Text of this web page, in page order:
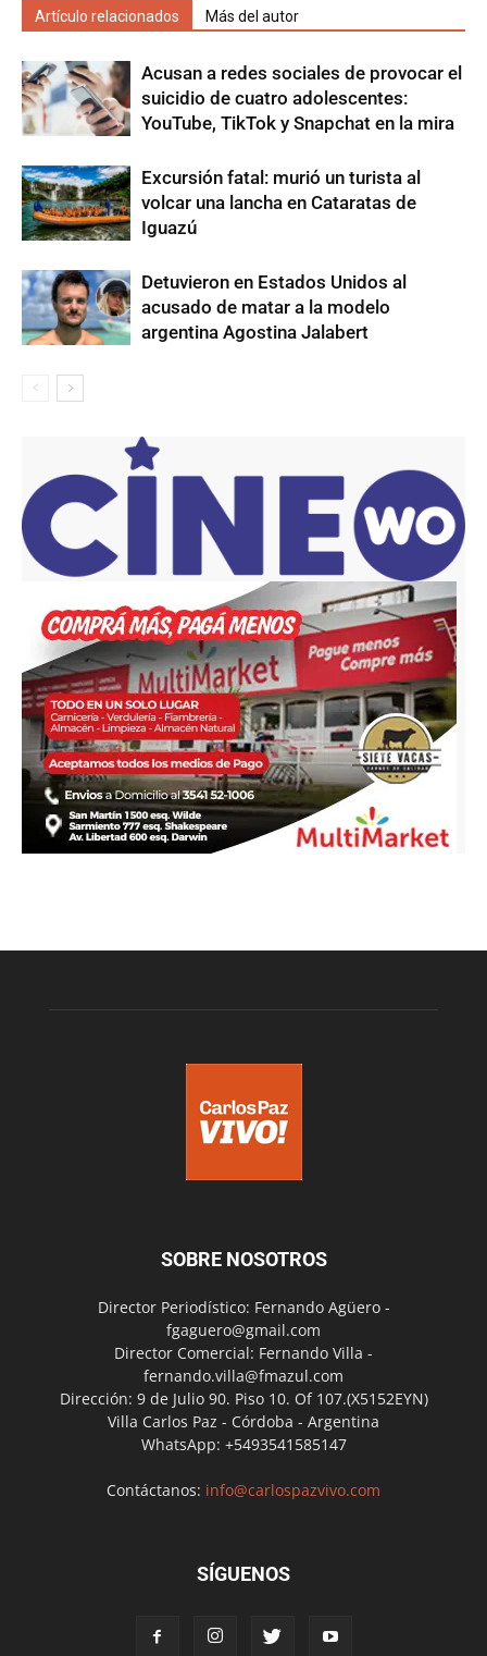
Artículo relacionados Más del autor
Acusan a redes sociales de provocar el
suicidio de cuatro adolescentes:
YouTube, TikTok y Snapchat en la mira
Excursión fatal: murió un turista al
volcar una lancha en Cataratas de
Iguazú
Detuvieron en Estados Unidos al
acusado de matar a la modelo
argentina Agostina Jalabert
SOBRE NOSOTROS
Director Periodístico: Fernando Agüero -
fgaguero@gmail.com
Director Comercial: Fernando Villa -
fernando.villa@fmazul.com
Dirección: 9 de Julio 90. Piso 10. Of 107.(X5152EYN)
Villa Carlos Paz - Córdoba - Argentina
WhatsApp: +5493541585147
Contáctanos: info@carlospazvivo.com
SÍGUENOS